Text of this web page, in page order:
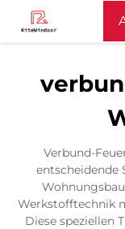
Unterstützung
Produkte
Verbund-
entscheidende
Werkstofftechnik
Diese speziellen